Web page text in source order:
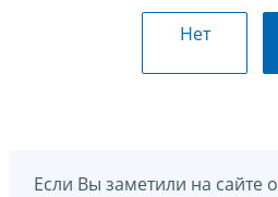
Нет
Если Вы заметили на сайте